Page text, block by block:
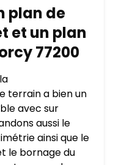
plan de
et un plan
77200
terrain a bien un
avec sur
aussi le
ainsi que le
le bornage du